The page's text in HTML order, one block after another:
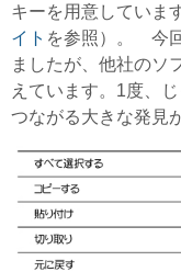
キーを用意していま
イト を参照）。 今
ましたが、他社のソ
えています。1度、
つながる大きな発見